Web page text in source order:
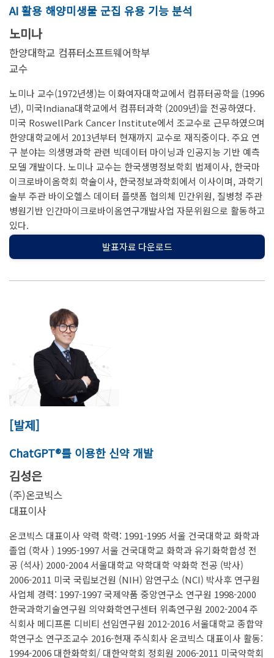
AI 활용 해양미생물 군집 유용 기능 분석
노미나
한양대학교 컴퓨터소프트웨어학부
교수
노미나 교수(1972년생)는 이화여자대학교에서 컴퓨터공학을 (1996
년), 미국Indiana대학교에서 컴퓨터과학 (2009년)을 전공하였다.
미국 RoswellPark Cancer Institute에서 조교수로 근무하였으며
한양대학교에서 2013년부터 현재까지 교수로 재직중이다. 주요 연
구 분야는 의생명과학 관련 빅데이터 마이닝과 인공지능 기반 예측
모델 개발이다. 노미나 교수는 한국생명정보학회 법제이사, 한국마
이크로바이옴학회 학술이사, 한국정보과학회에서 이사이며, 과학기
술부 주관 바이오헬스 데이터 플랫폼 협의체 민간위원, 질병청 주관
병원기반 인간마이크로바이옴연구개발사업 자문위원으로 활동하고
있다.
발표자료 다운로드
[발제]
ChatGPT®를 이용한 신약 개발
김성은
(주)온코빅스
대표이사
온코빅스 대표이사 약력 학력: 1991-1995 서울 건국대학교 화학과
졸업 (학사 ) 1995-1997 서울 건국대학교 화학과 유기화학합성 전
공 (석사) 2000-2004 서울대학교 약학대학 약화학 전공 (박사)
2006-2011 미국 국립보건원 (NIH) 암연구소 (NCI) 박사후 연구원
사업체 경력: 1997-1997 국제약품 중앙연구소 연구원 1998-2000
한국과학기술연구원 의약화학연구센터 위촉연구원 2002-2004 주
식회사 메디프론 디비티 선임연구원 2012-2016 서울대학교 종합약
학연구소 연구조교수 2016-현재 주식회사 온코빅스 대표이사 활동:
1994-2006 대한화학회/ 대한약학회 정회원 2006-2011 미국약학회